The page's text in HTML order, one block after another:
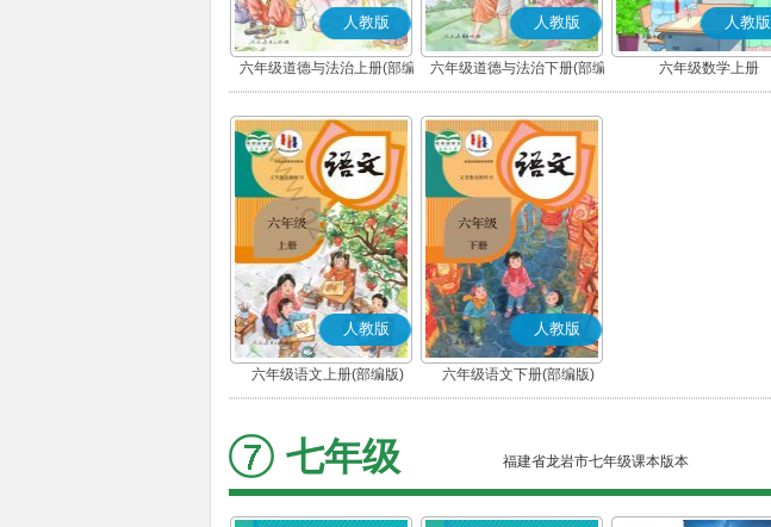
人教版
六年级道德与法治上册(部编
版)
人教版
六年级道德与法治下册(部编
版)
人教版
六年级数学上册
人教版
六年级语文上册(部编版)
人教版
六年级语文下册(部编版)
七年级 福建省龙岩市七年级课本版本